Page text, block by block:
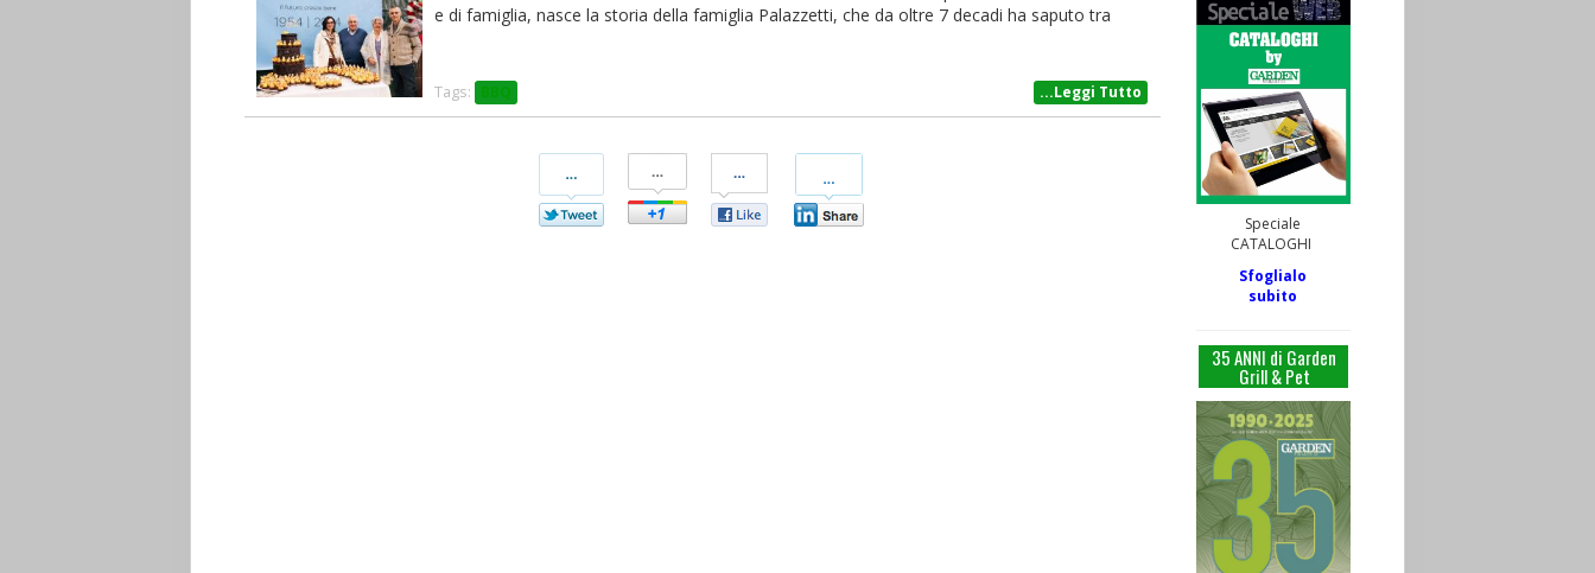
e di famiglia, nasce la storia della famiglia Palazzetti, che da oltre 7 decadi ha saputo tra
Tags: BBQ ...Leggi Tutto
Condividi
Su
Twitter
Condividi
Su
Google+
Condividi
Su
Facebook
Condividi
Su
Linkedin
Speciale
CATALOGHI
Sfoglialo
subito
35 ANNI di Garden
Grill & Pet